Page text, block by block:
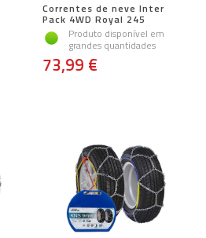
Correntes de neve Inter
Pack 4WD Royal 245
Produto disponível em
grandes quantidades
73,99 €